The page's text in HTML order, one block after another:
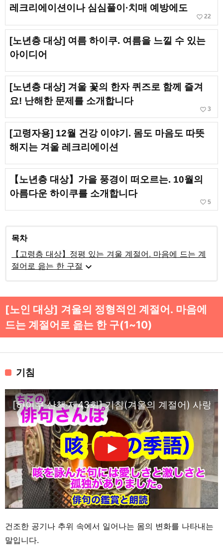
레크리에이션이나 심심풀이·치매 예방에도
favorite_border 22
[노년층 대상] 여름 하이쿠. 여름을 느낄 수 있는
아이디어
[노년층 대상] 겨울 꽃의 한자 퀴즈로 함께 즐겨
요! 난해한 문제를 소개합니다
favorite_border 3
[고령자용] 12월 건강 이야기. 몸도 마음도 따뜻
해지는 겨울 레크리에이션
【노년층 대상】가을 풍경이 떠오르는. 10월의
아름다운 하이쿠를 소개합니다
favorite_border 5
목차
【고령층 대상】정평 있는 겨울 계절어. 마음에 드는 계
절어로 읊는 한 구절 expand_more
[노인 대상] 겨울의 정형적인 계절어. 마음에
드는 계절어로 읊는 한 구(1~10)
기침
[하이쿠 산책·제43회] 기침(겨울의 계절어) 사랑
건조한 공기나 추위 속에서 일어나는 몸의 변화를 나타내는
말입니다.